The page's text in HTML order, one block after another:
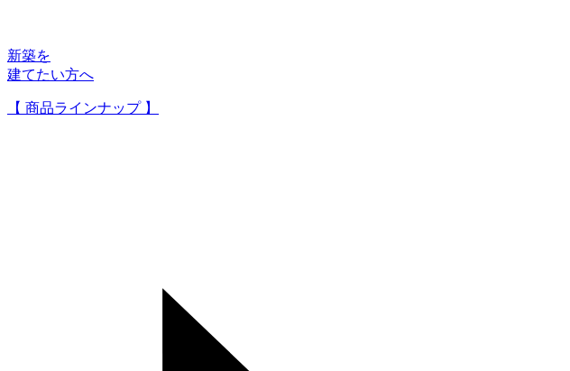
新築を
建てたい方へ
【 商品ラインナップ 】